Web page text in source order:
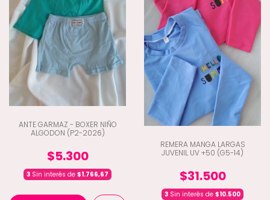
ANTE GARMAZ - BOXER NIÑO
ALGODON (P2-2026)
$5.300
3 Sin interés de $1.766,67
REMERA MANGA LARGAS
JUVENIL UV +50 (G5-14)
$31.500
3 Sin interés de $10.500